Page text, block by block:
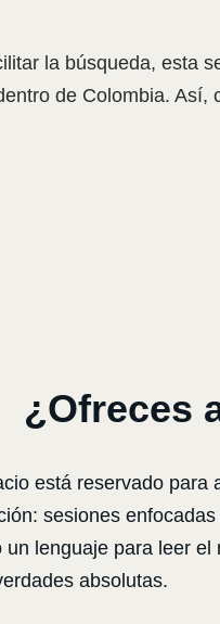
la búsqueda, esta
de Colombia. Así,
¿Ofreces
está reservado para
sesiones
un lenguaje para leer
absolutas.